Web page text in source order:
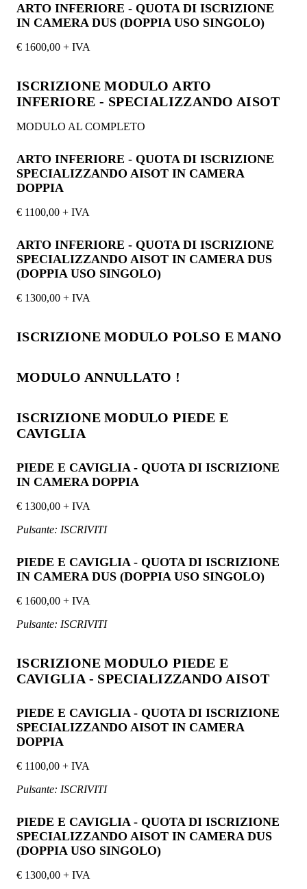
ARTO INFERIORE - QUOTA DI ISCRIZIONE
IN CAMERA DUS (DOPPIA USO SINGOLO)
€ 1600,00 + IVA
ISCRIZIONE MODULO ARTO
INFERIORE - SPECIALIZZANDO AISOT
MODULO AL COMPLETO
ARTO INFERIORE - QUOTA DI ISCRIZIONE
SPECIALIZZANDO AISOT IN CAMERA
DOPPIA
€ 1100,00 + IVA
ARTO INFERIORE - QUOTA DI ISCRIZIONE
SPECIALIZZANDO AISOT IN CAMERA DUS
(DOPPIA USO SINGOLO)
€ 1300,00 + IVA
ISCRIZIONE MODULO POLSO E MANO
MODULO ANNULLATO !
ISCRIZIONE MODULO PIEDE E
CAVIGLIA
PIEDE E CAVIGLIA - QUOTA DI ISCRIZIONE
IN CAMERA DOPPIA
€ 1300,00 + IVA
Pulsante: ISCRIVITI
PIEDE E CAVIGLIA - QUOTA DI ISCRIZIONE
IN CAMERA DUS (DOPPIA USO SINGOLO)
€ 1600,00 + IVA
Pulsante: ISCRIVITI
ISCRIZIONE MODULO PIEDE E
CAVIGLIA - SPECIALIZZANDO AISOT
PIEDE E CAVIGLIA - QUOTA DI ISCRIZIONE
SPECIALIZZANDO AISOT IN CAMERA
DOPPIA
€ 1100,00 + IVA
Pulsante: ISCRIVITI
PIEDE E CAVIGLIA - QUOTA DI ISCRIZIONE
SPECIALIZZANDO AISOT IN CAMERA DUS
(DOPPIA USO SINGOLO)
€ 1300,00 + IVA